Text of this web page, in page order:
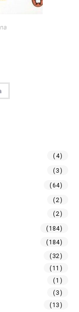
(4)
(3)
(64)
(2)
(2)
(184)
(184)
(32)
(11)
(1)
(3)
(13)